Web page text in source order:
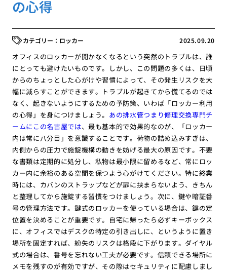
の心得
2025.09.20
ロッカー
オフィスのロッカーが開かなくなるという突然のトラブルは、誰
にとっても避けたいものです。しかし、この問題の多くは、日頃
からのちょっとした心がけや習慣によって、その発生リスクを大
幅に減らすことができます。トラブルが起きてから慌てるのでは
なく、起きないようにするための予防策、いわば「ロッカー利用
の心得」を身につけましょう。 あの排水管つまり修理交換専門チ
ームにこの名古屋では、最も基本的で効果的なのが、「ロッカー
内は常に八分目」を意識することです。荷物の詰め込みすぎは、
内側からの圧力で施錠機構の動きを妨げる最大の原因です。不要
な書類は定期的に処分し、私物は最小限に留めるなど、常にロッ
カー内に余裕のある空間を保つよう心がけてください。特に終業
時には、カバンのストラップなどが扉に挟まらないよう、きちん
と整理してから施錠する習慣をつけましょう。次に、鍵や暗証番
号の管理方法です。鍵式のロッカーを使っている場合は、鍵の定
位置を決めることが重要です。自宅に帰ったら必ずキーボックス
に、オフィスではデスクの特定の引き出しに、というように置き
場所を固定すれば、紛失のリスクは格段に下がります。ダイヤル
式の場合は、番号を忘れない工夫が必要です。信頼できる場所に
メモを残すのが有効ですが、その際はセキュリティに配慮しまし